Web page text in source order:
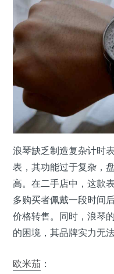
浪琴缺乏制造复杂计时
表，其功能过于复杂，
高。在二手店中，这款
多购买者佩戴一段时间
价格转售。同时，浪琴
的困境，其品牌实力无
欧米茄 ：